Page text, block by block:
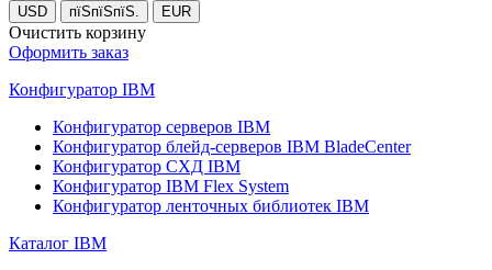
USD пїЅпїЅпїЅ. EUR
Очистить корзину
Оформить заказ
Конфигуратор IBM
Конфигуратор серверов IBM
Конфигуратор блейд-серверов IBM BladeCenter
Конфигуратор СХД IBM
Конфигуратор IBM Flex System
Конфигуратор ленточных библиотек IBM
Каталог IBM